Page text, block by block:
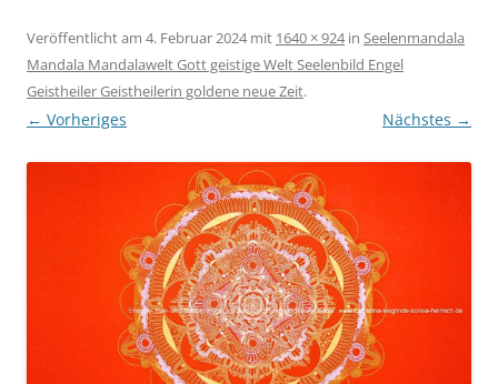
Veröffentlicht am 4. Februar 2024mit 1640 × 924in Seelenmandala
Mandala Mandalawelt Gott geistige Welt Seelenbild Engel
Geistheiler Geistheilerin goldene neue Zeit.
← Vorheriges Nächstes →